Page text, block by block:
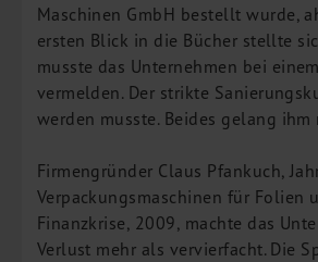
Wirtschaftsprüfung
Unternehmensfinanzierung
Restrukturierung
M&A + Unternehmensnachfolge
Internationalisierung
China Consulting
Unternehmensgründung
Maschinen GmbH bestellt wurde,
ersten Blick in die Bücher stellte
musste das Unternehmen bei
vermelden. Der strikte
werden musste. Beides gelang
Firmengründer Claus Pfankuch,
Verpackungsmaschinen für Folien
Finanzkrise, 2009, machte das
Verlust mehr als vervierfacht. Die